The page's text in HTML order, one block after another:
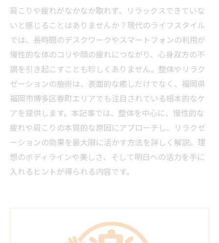
肩こりや疲れがなかなか取れず、リラックスできていな
いと感じることはありませんか？現代のライフスタイル
では、長時間のデスクワークやスマートフォンの利用が
慢性的な体のコリや顔の疲れにつながり、心身双方の不
調を引き起こすことも珍しくありません。整体やリラク
ゼーションの施術は、表面的な癒しだけでなく、福岡県
福岡市博多区春町エリアでも注目されている根本的なケ
アを提供します。本記事では、整体を中心に、慢性的な
疲れや肩こりの本質的な原因にアプローチし、リラクゼ
ーションの効果を最大限に活かす方法を詳しく解説。理
想のボディラインや美しさ、そして明日への活力を手に
入れるヒントが得られる内容です。